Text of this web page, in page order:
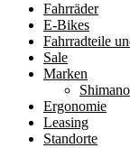
Fahrräder
E-Bikes
Fahrradteile
Sale
Marken
Shimano
Ergonomie
Leasing
Standorte